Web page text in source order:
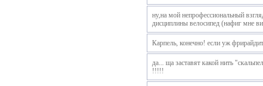
ну,на мой непрофессиональный
дисциплины велосипед (нафиг мне
Карпель, конечно! если уж
да... ща заставят какой нить
!!!!!